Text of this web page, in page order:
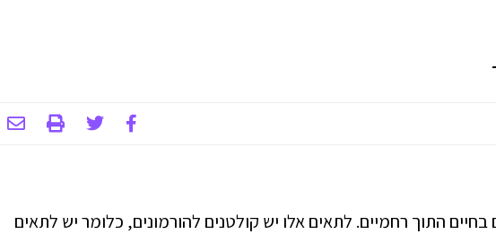
התוך רחמיים. לתאים אלו יש קולטנים להורמונים, כלומר יש לתאים